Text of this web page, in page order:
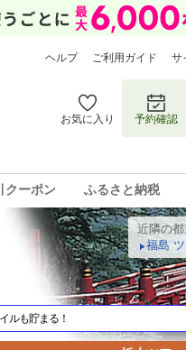
ヘルプ ご利用ガイド サ
お気に入り 予約確認
クーポン ふるさと納税
近隣の
福島
も貯まる！